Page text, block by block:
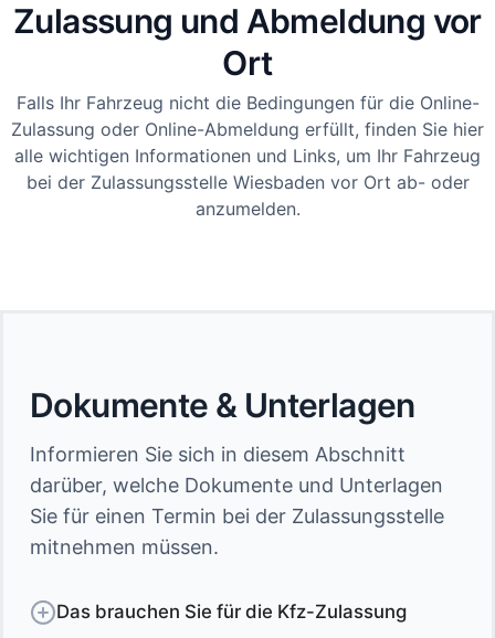
Zulassung und Abmeldung vor
Ort
Falls Ihr Fahrzeug nicht die Bedingungen für die Online-
Zulassung oder Online-Abmeldung erfüllt, finden Sie hier
alle wichtigen Informationen und Links, um Ihr Fahrzeug
bei der Zulassungsstelle Wiesbaden vor Ort ab- oder
anzumelden.
Dokumente & Unterlagen
Informieren Sie sich in diesem Abschnitt
darüber, welche Dokumente und Unterlagen
Sie für einen Termin bei der Zulassungsstelle
mitnehmen müssen.
Das brauchen Sie für die Kfz-Zulassung